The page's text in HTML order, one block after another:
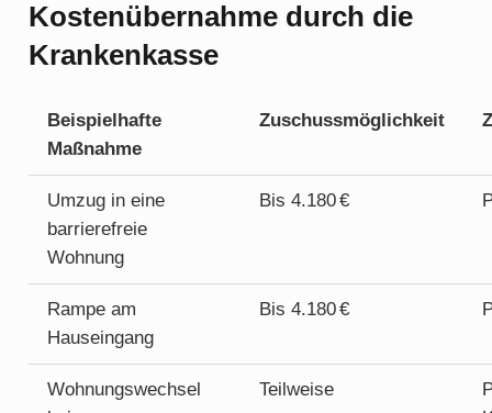
Kostenübernahme durch die
Krankenkasse
Beispielhafte
Maßnahme
Zuschussmöglichkeit
Umzug in eine
barrierefreie
Wohnung
Bis 4.180 €
Rampe am
Hauseingang
Bis 4.180 €
Wohnungswechsel
Teilweise